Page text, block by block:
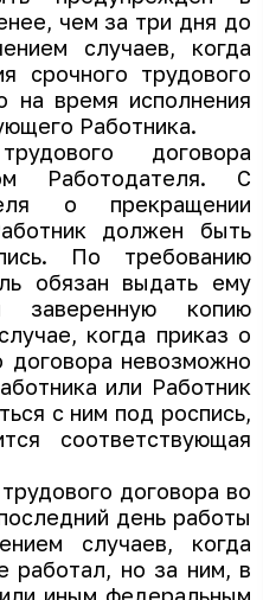
чем за три дня до
случаев, когда
срочного трудового
на время исполнения
Работника.
договора
Работодателя. С
о прекращении
должен быть
По требованию
обязан выдать ему
заверенную копию
когда приказ о
договора невозможно
или Работник
с ним под роспись,
соответствующая
договора во
день работы
случаев, когда
работал, но за ним, в